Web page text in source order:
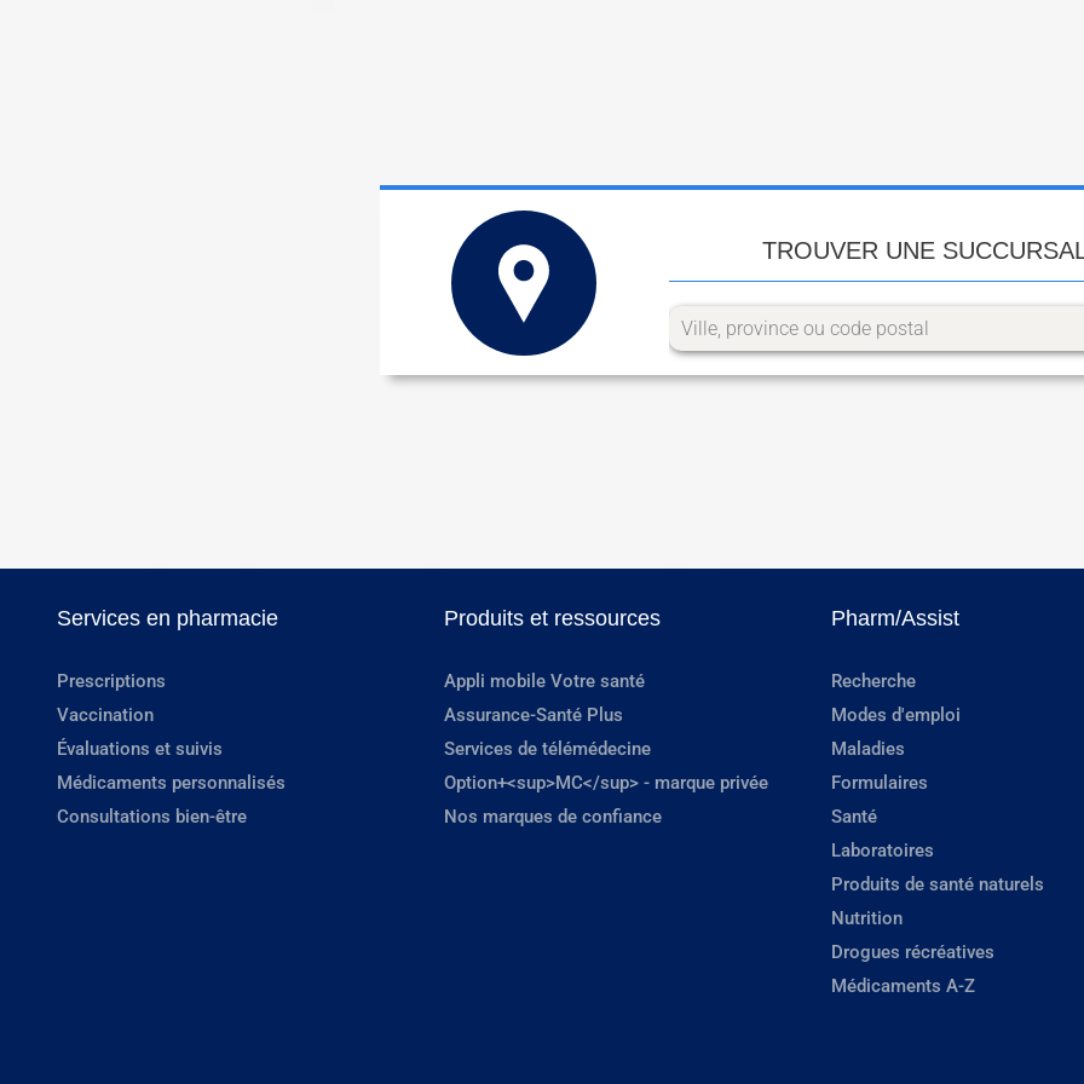
TROUVER UNE
Services en pharmacie
Prescriptions
Vaccination
Évaluations et suivis
Médicaments personnalisés
Consultations bien-être
Produits et ressources
Appli mobile Votre santé
Assurance-Santé Plus
Services de télémédecine
Option+<sup>MC</sup> - marque privée
Nos marques de confiance
Pharm/Assist
Recherche
Modes d'emploi
Maladies
Formulaires
Santé
Laboratoires
Produits de santé naturels
Nutrition
Drogues récréatives
Médicaments A-Z